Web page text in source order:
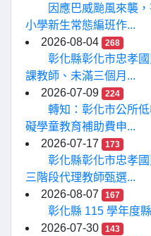
因應巴威颱風來襲
小學新生常態編班作...
2026-08-04
268
彰化縣彰化市忠孝
課教師、未滿三個月...
2026-07-09
224
轉知：彰化市公所
礙學童教育補助費申...
2026-07-17
173
彰化縣彰化市忠孝
三階段代理教師甄選...
2026-08-07
167
彰化縣 115 學年度
2026-07-30
143